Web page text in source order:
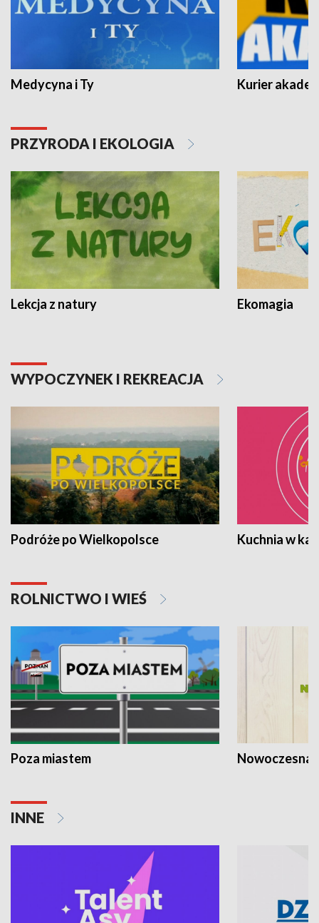
Medycyna i Ty Kurier
PRZYRODA I EKOLOGIA
Lekcja z natury Ekomagia
WYPOCZYNEK I REKREACJA
Podróże po Wielkopolsce Kuchnia w
ROLNICTWO I WIEŚ
Poza miastem Nowoczesna
INNE